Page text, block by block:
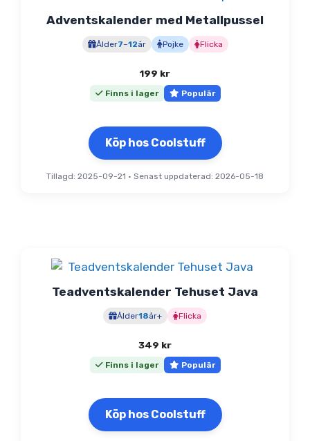
Adventskalender med Metallpussel
Ålder7–12år Pojke Flicka
199 kr
Finns i lager Populär
Köp hos Coolstuff
Tillagd: 2025-09-21 • Senast uppdaterad: 2026-05-18
Teadventskalender Tehuset Java
Ålder18år+ Flicka
349 kr
Finns i lager Populär
Köp hos Coolstuff